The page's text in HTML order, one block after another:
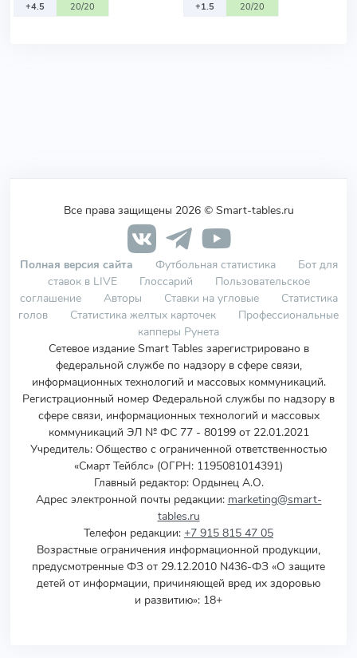
+4.5
20/20
+1.5
20/20
Все права защищены 2026 © Smart-tables.ru
Полная версия сайта Футбольная статистика
Бот для
ставок в LIVE
Глоссарий
Пользовательское
соглашение
Авторы Ставки на угловые
Статистика
голов
Статистика желтых карточек
Профессиональные
капперы Рунета
Сетевое издание Smart Tables зарегистрировано в
федеральной службе по надзору в сфере связи,
информационных технологий и массовых коммуникаций.
Регистрационный номер Федеральной службы по надзору в
сфере связи, информационных технологий и массовых
коммуникаций ЭЛ № ФС 77 - 80199 от 22.01.2021
Учредитель: Общество с ограниченной ответственностью
«Смарт Тейблс» (ОГРН: 1195081014391)
Главный редактор: Ордынец А.О.
Адрес электронной почты редакции: marketing@smart-
tables.ru
Телефон редакции: +7 915 815 47 05
Возрастные ограничения информационной продукции,
предусмотренные ФЗ от 29.12.2010 N436-ФЗ «О защите
детей от информации, причиняющей вред их здоровью
и развитию»: 18+